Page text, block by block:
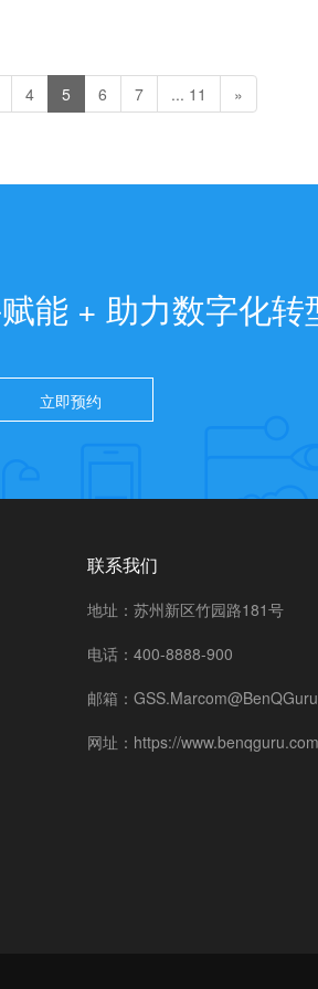
4 5 6 7 ... 11 »
能 + 助力数字化转
立即预约
联系我们
地址：苏州新区竹园路181号
电话：400-8888-900
邮箱：
网址：https://